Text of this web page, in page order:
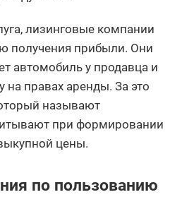
лизинговые компании
получения прибыли. Они
автомобиль у продавца и
на правах аренды. За это
называют
при формировании
цены.
по пользованию